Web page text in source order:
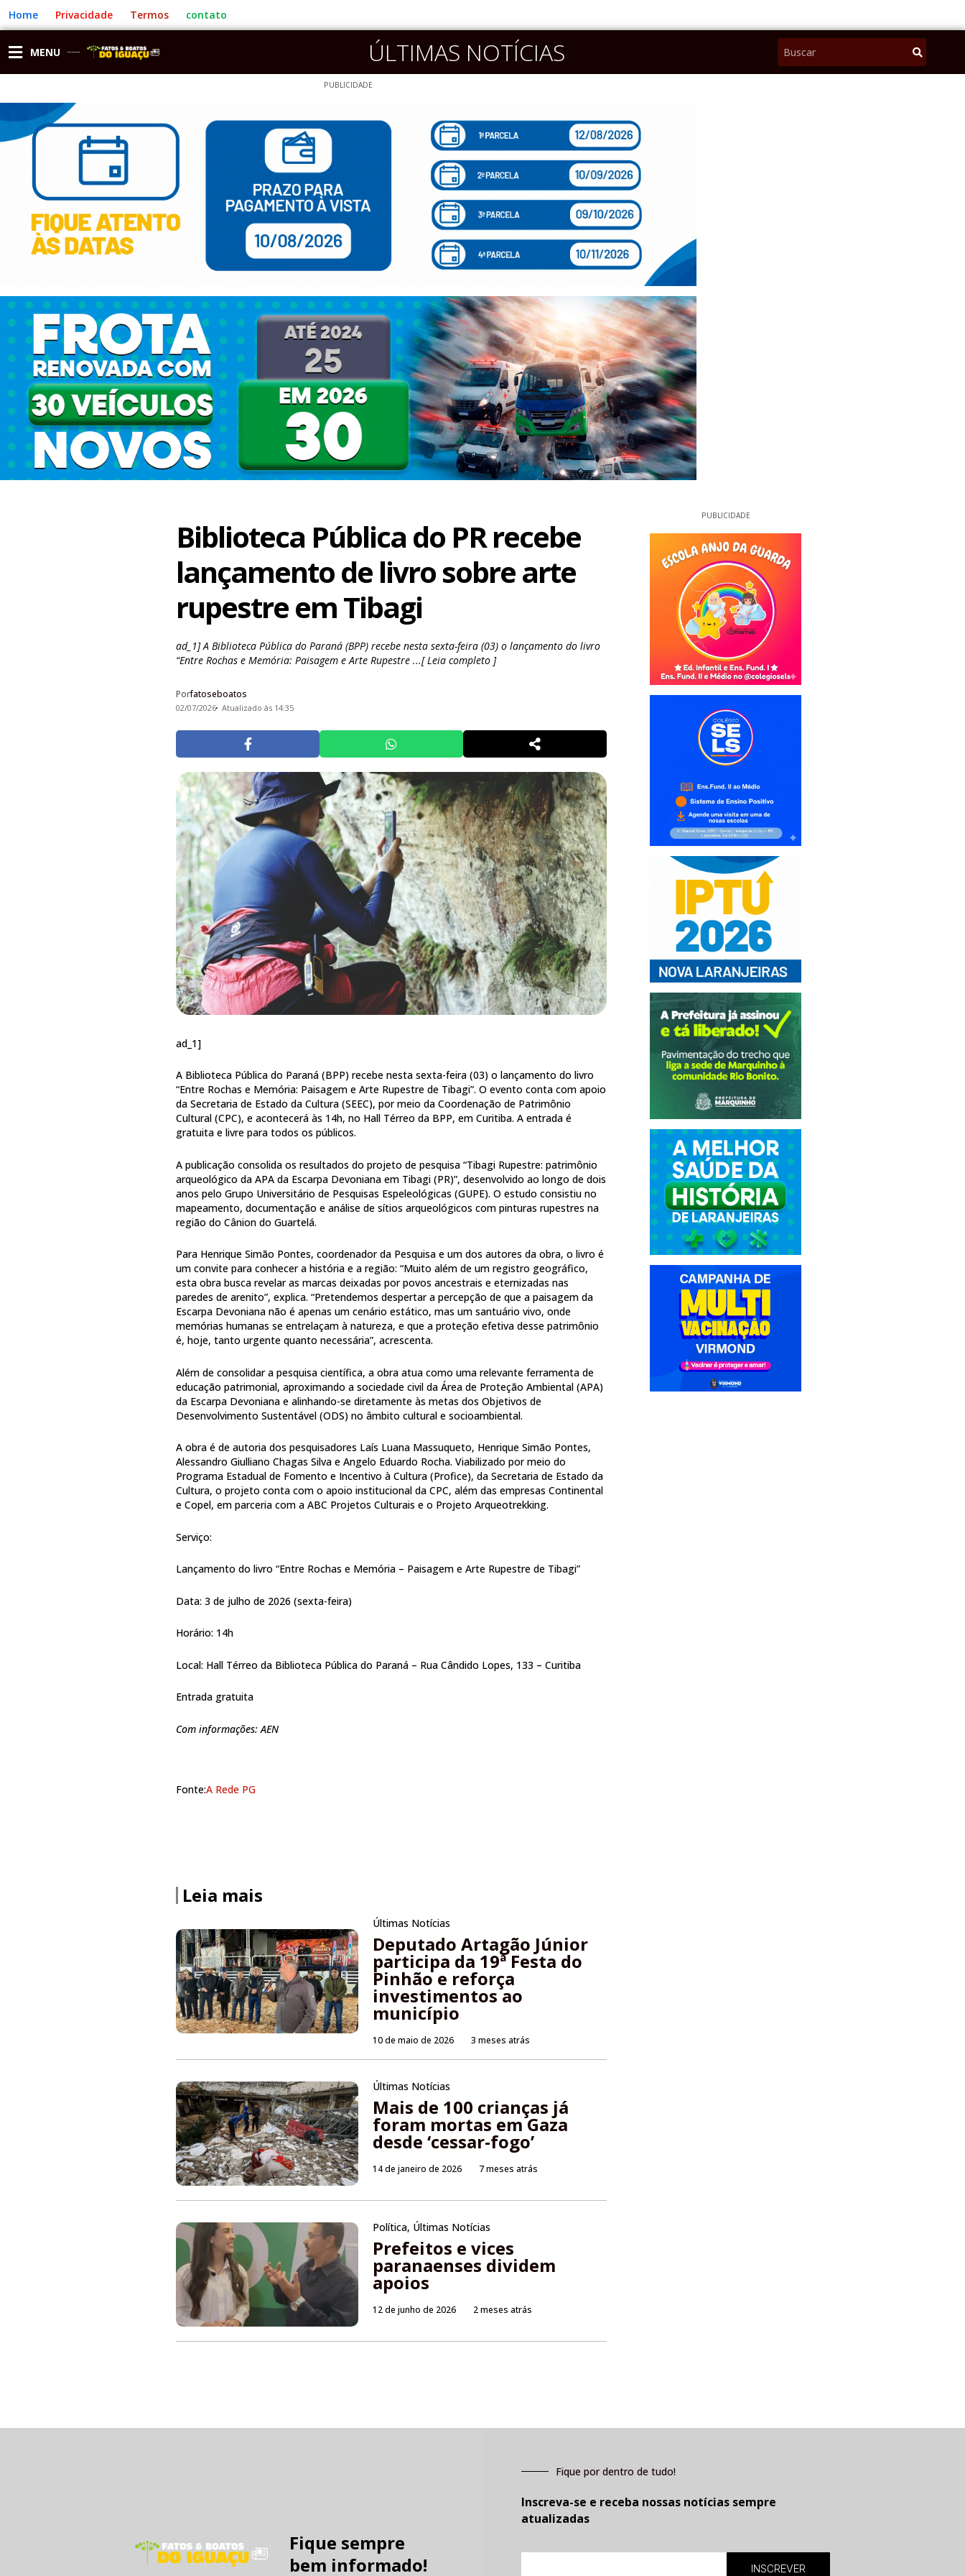
para
o
conteúdo
Home Privacidade Termos contato
MENU ÚLTIMAS NOTÍCIAS Pesquisar
PUBLICIDADE
Biblioteca Pública do PR recebe
lançamento de livro sobre arte
rupestre em Tibagi
ad_1] A Biblioteca Pública do Paraná (BPP) recebe nesta sexta-feira (03) o lançamento do livro
“Entre Rochas e Memória: Paisagem e Arte Rupestre ...[ Leia completo ]
Porfatoseboatos
02/07/2026 Atualizado às 14:35
ad_1]
A Biblioteca Pública do Paraná (BPP) recebe nesta sexta-feira (03) o lançamento do livro
“Entre Rochas e Memória: Paisagem e Arte Rupestre de Tibagi”. O evento conta com apoio
da Secretaria de Estado da Cultura (SEEC), por meio da Coordenação de Patrimônio
Cultural (CPC), e acontecerá às 14h, no Hall Térreo da BPP, em Curitiba. A entrada é
gratuita e livre para todos os públicos.
A publicação consolida os resultados do projeto de pesquisa “Tibagi Rupestre: patrimônio
arqueológico da APA da Escarpa Devoniana em Tibagi (PR)”, desenvolvido ao longo de dois
anos pelo Grupo Universitário de Pesquisas Espeleológicas (GUPE). O estudo consistiu no
mapeamento, documentação e análise de sítios arqueológicos com pinturas rupestres na
região do Cânion do Guartelá.
Para Henrique Simão Pontes, coordenador da Pesquisa e um dos autores da obra, o livro é
um convite para conhecer a história e a região: “Muito além de um registro geográfico,
esta obra busca revelar as marcas deixadas por povos ancestrais e eternizadas nas
paredes de arenito”, explica. “Pretendemos despertar a percepção de que a paisagem da
Escarpa Devoniana não é apenas um cenário estático, mas um santuário vivo, onde
memórias humanas se entrelaçam à natureza, e que a proteção efetiva desse patrimônio
é, hoje, tanto urgente quanto necessária”, acrescenta.
Além de consolidar a pesquisa científica, a obra atua como uma relevante ferramenta de
educação patrimonial, aproximando a sociedade civil da Área de Proteção Ambiental (APA)
da Escarpa Devoniana e alinhando-se diretamente às metas dos Objetivos de
Desenvolvimento Sustentável (ODS) no âmbito cultural e socioambiental.
A obra é de autoria dos pesquisadores Laís Luana Massuqueto, Henrique Simão Pontes,
Alessandro Giulliano Chagas Silva e Angelo Eduardo Rocha. Viabilizado por meio do
Programa Estadual de Fomento e Incentivo à Cultura (Profice), da Secretaria de Estado da
Cultura, o projeto conta com o apoio institucional da CPC, além das empresas Continental
e Copel, em parceria com a ABC Projetos Culturais e o Projeto Arqueotrekking.
Serviço:
Lançamento do livro “Entre Rochas e Memória – Paisagem e Arte Rupestre de Tibagi”
Data: 3 de julho de 2026 (sexta-feira)
Horário: 14h
Local: Hall Térreo da Biblioteca Pública do Paraná – Rua Cândido Lopes, 133 – Curitiba
Entrada gratuita
Com informações: AEN
Fonte:A Rede PG
Leia mais
Últimas Notícias
Deputado Artagão Júnior
participa da 19ª Festa do
Pinhão e reforça
investimentos ao
município
10 de maio de 2026 3 meses atrás
Últimas Notícias
Mais de 100 crianças já
foram mortas em Gaza
desde ‘cessar-fogo’
14 de janeiro de 2026 7 meses atrás
Política, Últimas Notícias
Prefeitos e vices
paranaenses dividem
apoios
12 de junho de 2026 2 meses atrás
PUBLICIDADE
Fique sempre
bem informado!
Fique por dentro de tudo!
Inscreva-se e receba nossas notícias sempre
atualizadas
INSCREVER